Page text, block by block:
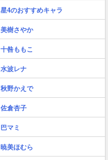
星4のおすすめキャラ
美樹さやか
十咎ももこ
水波レナ
秋野かえで
佐倉杏子
巴マミ
暁美ほむら